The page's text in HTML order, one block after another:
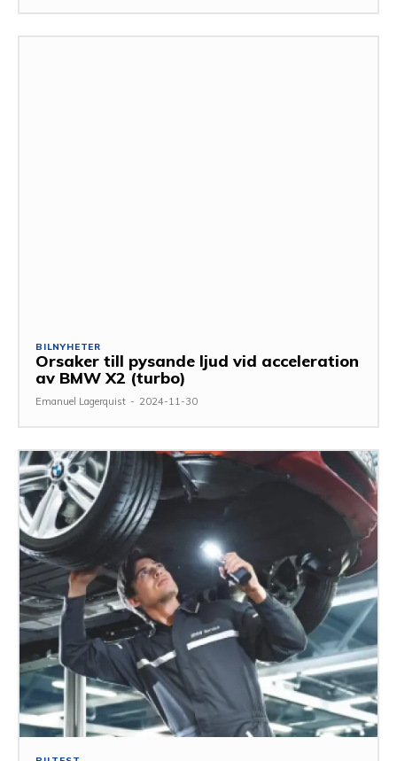
BILNYHETER
Orsaker till pysande ljud vid acceleration
av BMW X2 (turbo)
Emanuel Lagerquist - 2024-11-30